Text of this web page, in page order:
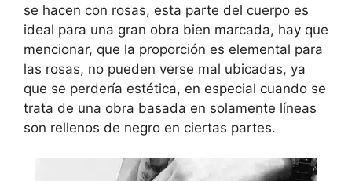
se hacen con rosas, esta parte del cuerpo es
ideal para una gran obra bien marcada, hay que
mencionar, que la proporción es elemental para
las rosas, no pueden verse mal ubicadas, ya
que se perdería estética, en especial cuando se
trata de una obra basada en solamente líneas
son rellenos de negro en ciertas partes.